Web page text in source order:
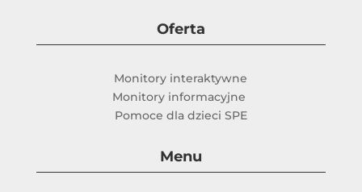
Oferta
Monitory interaktywne
Monitory informacyjne
Pomoce dla dzieci SPE
Menu